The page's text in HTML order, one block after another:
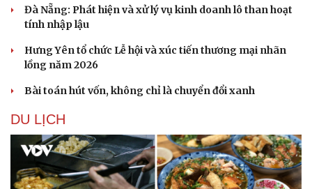
Đà Nẵng: Phát hiện và xử lý vụ kinh doanh lô than hoạt
tính nhập lậu
Hưng Yên tổ chức Lễ hội và xúc tiến thương mại nhãn
lồng năm 2026
Bài toán hút vốn, không chỉ là chuyển đổi xanh
DU LỊCH